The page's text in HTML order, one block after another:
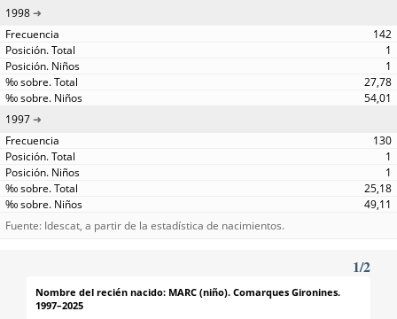
1998
142
1
1
27,78
54,01
1997
130
1
1
25,18
49,11
Fuente: Idescat, a partir de la estadística de nacimientos.